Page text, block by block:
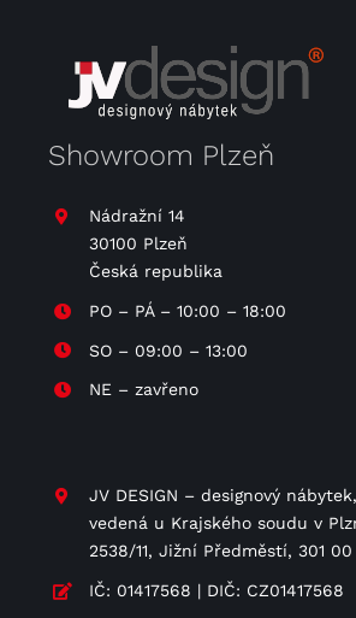
Showroom Plzeň
Nádražní 14
30100 Plzeň
Česká republika
PO – PÁ – 10:00 – 18:00
SO – 09:00 – 13:00
NE – zavřeno
JV DESIGN – designový
vedená u Krajského soudu v
2538/11, Jižní Předměstí, 301 00
IČ: 01417568 | DIČ: CZ01417568